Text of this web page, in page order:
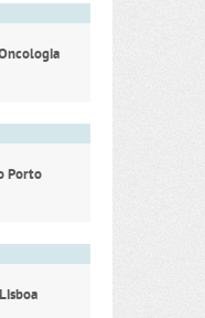
Porto